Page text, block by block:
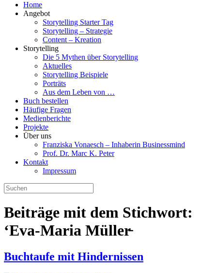
Home
Angebot
Storytelling Starter Tag
Storytelling – Strategie
Content – Kreation
Storytelling
Die 5 Mythen über Storytelling
Aktuelles
Storytelling Beispiele
Porträts
Aus dem Leben von …
Buch bestellen
Häufige Fragen
Medienberichte
Projekte
Über uns
Franziska Vonaesch – Inhaberin Businessmind
Prof. Dr. Marc K. Peter
Kontakt
Impressum
Beiträge mit dem Stichwort:
‘Eva-Maria Müller̵
Buchtaufe mit Hindernissen